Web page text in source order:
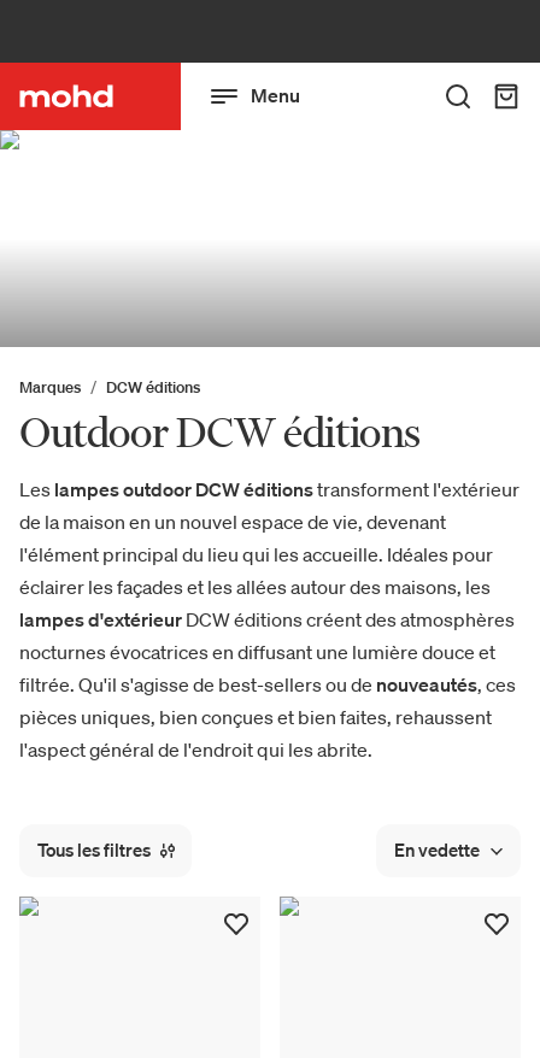
Menu
Marques DCW éditions
Outdoor DCW éditions
Les lampes outdoor DCW éditionstransforment l'extérieur
de la maison en un nouvel espace de vie, devenant
l'élément principal du lieu qui les accueille. Idéales pour
éclairer les façades et les allées autour des maisons, les
lampes d'extérieur DCW éditions créent des atmosphères
nocturnes évocatrices en diffusant une lumière douce et
filtrée. Qu'il s'agisse de best-sellers ou de nouveautés, ces
pièces uniques, bien conçues et bien faites, rehaussent
l'aspect général de l'endroit qui les abrite.
Tous les filtres En vedette